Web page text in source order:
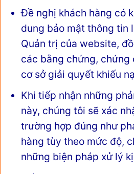
Đề nghị khách hàng có
dung bảo mật thông tin
Quản trị của website,
các bằng chứng,
cơ sở giải quyết khiếu
Khi tiếp nhận những
này, chúng tôi sẽ xác
trường hợp đúng như
hàng tùy theo mức độ,
những biện pháp xử lý